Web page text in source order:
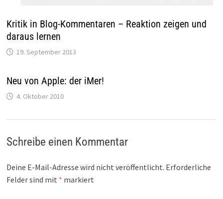
Kritik in Blog-Kommentaren – Reaktion zeigen und
daraus lernen
19. September 2013
Neu von Apple: der iMer!
4. Oktober 2010
Schreibe einen Kommentar
Deine E-Mail-Adresse wird nicht veröffentlicht. Erforderliche
Felder sind mit * markiert